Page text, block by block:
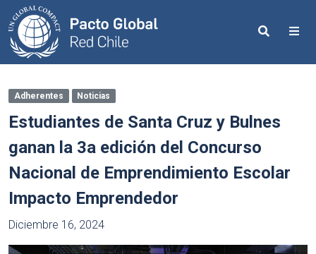
Search
Adherentes Noticias
Estudiantes de Santa Cruz y Bulnes
ganan la 3a edición del Concurso
Nacional de Emprendimiento Escolar
Impacto Emprendedor
Diciembre 16, 2024